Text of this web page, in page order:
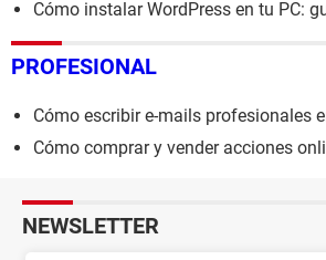
Cómo instalar WordPress en tu PC:
PROFESIONAL
Cómo escribir e-mails profesionales
Cómo comprar y vender acciones
NEWSLETTER